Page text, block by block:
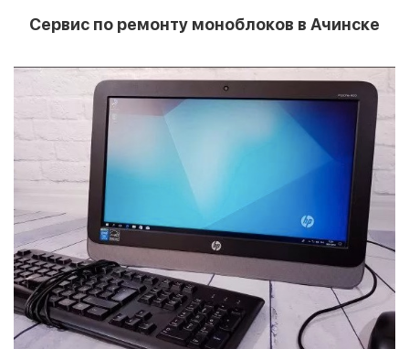
Сервис по ремонту моноблоков в Ачинске